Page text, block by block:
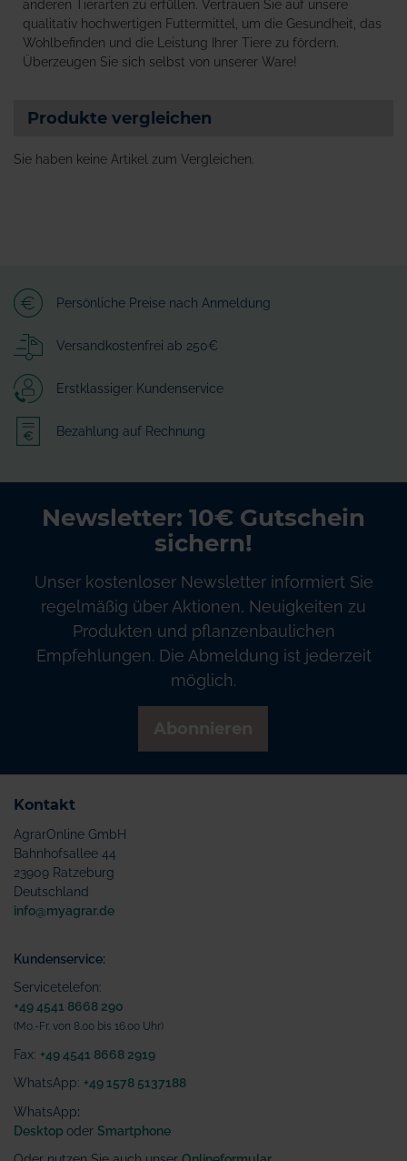
anderen Tierarten zu erfüllen. Vertrauen Sie auf unsere
qualitativ hochwertigen Futtermittel, um die Gesundheit, das
Wohlbefinden und die Leistung Ihrer Tiere zu fördern.
Überzeugen Sie sich selbst von unserer Ware!
Produkte vergleichen
Sie haben keine Artikel zum Vergleichen.
Persönliche Preise nach Anmeldung
Versandkostenfrei ab 250€
Erstklassiger Kundenservice
Bezahlung auf Rechnung
Newsletter: 10€ Gutschein
sichern!
Unser kostenloser Newsletter informiert Sie
regelmäßig über Aktionen, Neuigkeiten zu
Produkten und pflanzenbaulichen
Empfehlungen. Die Abmeldung ist jederzeit
möglich.
Kontakt
AgrarOnline GmbH
Bahnhofsallee 44
23909 Ratzeburg
Deutschland
info@myagrar.de
Kundenservice:
Servicetelefon:
+49 4541 8668 290
(Mo.-Fr. von 8.00 bis 16.00 Uhr)
Fax: +49 4541 8668 2919
WhatsApp: +49 1578 5137188
WhatsApp:
Desktop oder Smartphone